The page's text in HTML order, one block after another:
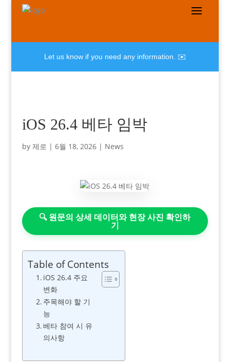
Let us know if you need any information. ✉️
iOS 26.4 베타 임박
by 제로 | 6월 18, 2026| News
🔍 원문의 상세 데이터와 현장 사진 확인하
기
Table of Contents
iOS 26.4 주요
변화
주목해야 할 기
능
베타 참여 시 유
의사항